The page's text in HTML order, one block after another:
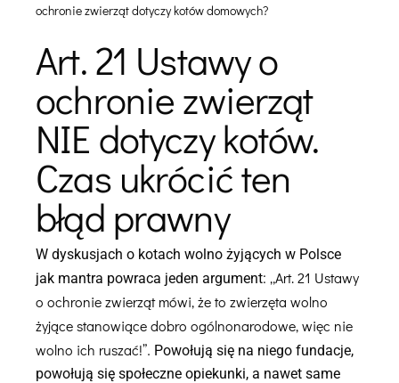
ochronie zwierząt dotyczy kotów domowych?
Art. 21 Ustawy o
ochronie zwierząt
NIE dotyczy kotów.
Czas ukrócić ten
błąd prawny
W dyskusjach o kotach wolno żyjących w Polsce
jak mantra powraca jeden argument: „Art. 21 Ustawy
o ochronie zwierząt mówi, że to zwierzęta wolno
żyjące stanowiące dobro ogólnonarodowe, więc nie
wolno ich ruszać!”. Powołują się na niego fundacje,
powołują się społeczne opiekunki, a nawet same